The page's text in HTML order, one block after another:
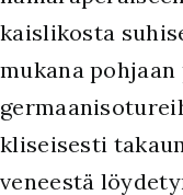
kaislikosta
mukana
kliseisesti
veneestä